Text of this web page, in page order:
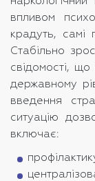
впливом
крадуть, самі
Стабільно
свідомості,
державному
введення
ситуацію
включає: